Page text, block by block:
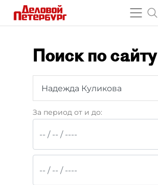
Поиск по сайту
За период от и до: